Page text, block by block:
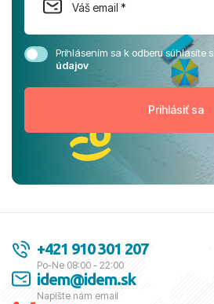
Prihlásením sa k odberu súhlasíte s
údajov
+421 910 301 207
Po-Ne 08:00 - 22:00
idem@idem.sk
Napíšte nám email